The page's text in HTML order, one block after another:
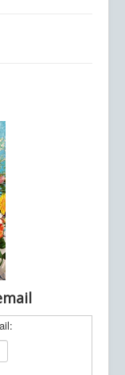
Școlar